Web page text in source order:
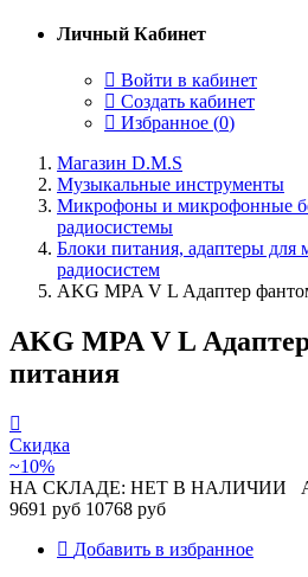
Личный Кабинет
Войти в кабинет
Создать кабинет
Избранное (0)
Магазин D.M.S
Музыкальные инструменты
Микрофоны и микрофонные
радиосистемы
Блоки питания, адаптеры для
радиосистем
AKG MPA V L Адаптер
AKG MPA V L
питания
Скидка
~10%
НА СКЛАДЕ: НЕТ В НАЛИЧИИ
9691 руб 10768 руб
Добавить в избранное